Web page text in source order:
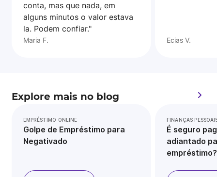
conta, mas que nada, em
alguns minutos o valor estava
la. Podem confiar."
Maria F. Ecias V.
Explore mais no blog
EMPRÉSTIMO ONLINE
Golpe de Empréstimo para
Negativado
FINANÇAS
É seguro
adiantado
empréstimo?